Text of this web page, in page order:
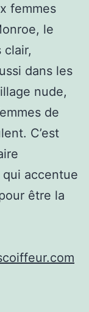
femmes
le
dans les
nude,
de
C’est
accentue
être la